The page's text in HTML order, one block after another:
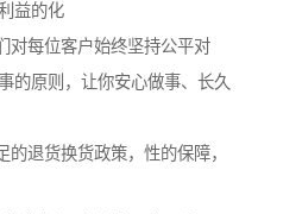
益的化
对每位客户始终坚持公平对
的原则，让你安心做事、长久
退货换货政策，性的保障，